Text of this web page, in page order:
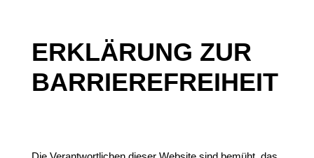
ERKLÄRUNG ZUR
BARRIEREFREIHEIT